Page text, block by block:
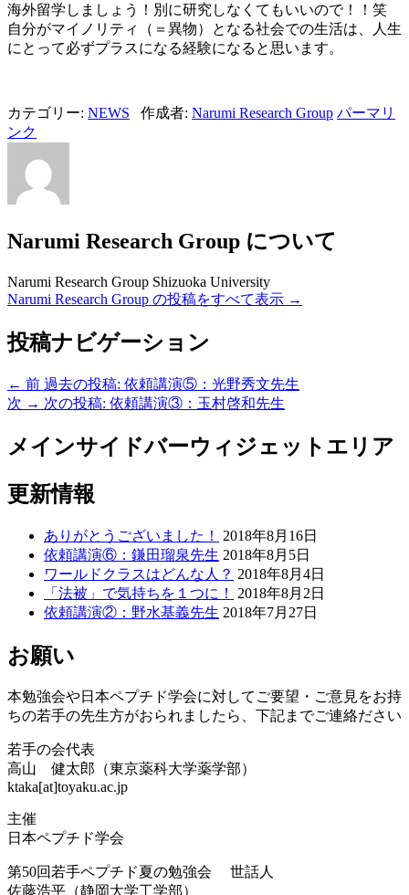
海外留学しましょう！別に研究しなくてもいいので！！笑
自分がマイノリティ（＝異物）となる社会での生活は、人生
にとって必ずプラスになる経験になると思います。
カテゴリー: NEWS 作成者: Narumi Research Group パーマリ
ンク
Narumi Research Group について
Narumi Research Group Shizuoka University
Narumi Research Group の投稿をすべて表示 →
投稿ナビゲーション
← 前 過去の投稿: 依頼講演⑤：光野秀文先生
次 → 次の投稿: 依頼講演③：玉村啓和先生
メインサイドバーウィジェットエリア
更新情報
ありがとうございました！
2018年8月16日
依頼講演⑥：鎌田瑠泉先生 2018年8月5日
ワールドクラスはどんな人？ 2018年8月4日
「法被」で気持ちを１つに！
2018年8月2日
依頼講演②：野水基義先生 2018年7月27日
お願い
本勉強会や日本ペプチド学会に対してご要望・ご意見をお持
ちの若手の先生方がおられましたら、下記までご連絡ださい
若手の会代表
高山 健太郎（東京薬科大学薬学部）
ktaka[at]toyaku.ac.jp
主催
日本ペプチド学会
第50回若手ペプチド夏の勉強会 世話人
佐藤浩平（静岡大学工学部）